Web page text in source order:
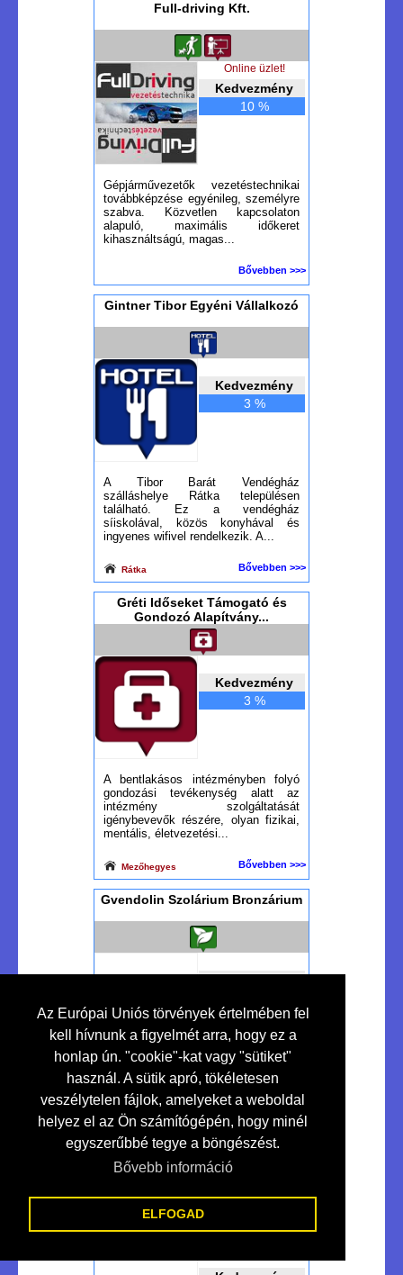
Az Európai Uniós törvények értelmében fel
kell hívnunk a figyelmét arra, hogy ez a
honlap ún. "cookie"-kat vagy "sütiket"
használ. A sütik apró, tökéletesen
veszélytelen fájlok, amelyeket a weboldal
helyez el az Ön számítógépén, hogy minél
egyszerűbbé tegye a böngészést.
Bővebb információ
ELFOGAD
Full-driving Kft.
Kedvezmény
10 %
Online üzlet!
Gépjárművezetők vezetéstechnikai
továbbképzése egyénileg, személyre
szabva. Közvetlen kapcsolaton
alapuló, maximális időkeret
kihasználtságú, magas...
Bővebben >>>
Gintner Tibor Egyéni Vállalkozó
Kedvezmény
3 %
A Tibor Barát Vendégház
szálláshelye Rátka településen
található. Ez a vendégház
síiskolával, közös konyhával és
ingyenes wifivel rendelkezik. A...
Rátka Bővebben >>>
Gréti Időseket Támogató és
Gondozó Alapítvány...
Kedvezmény
3 %
A bentlakásos intézményben folyó
gondozási tevékenység alatt az
intézmény szolgáltatását
igénybevevők részére, olyan fizikai,
mentális, életvezetési...
Mezőhegyes Bővebben >>>
Gvendolin Szolárium Bronzárium
Szolárium Studió...
Makó
Ht-led - Lakossági-ipari Led
Világítás